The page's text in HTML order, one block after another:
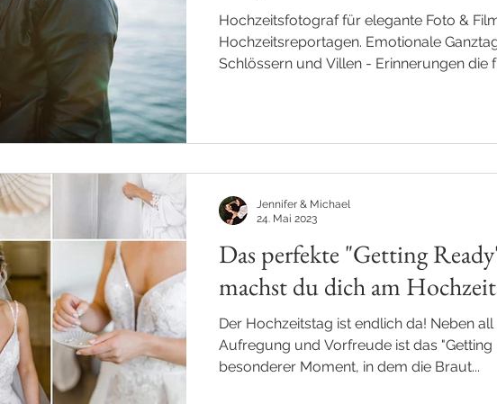
Hochzeitsfotograf für elegante Foto &
Hochzeitsreportagen. Emotionale
Schlössern und Villen - Erinnerungen die
Das perfekte "Getting
machst du dich am
Der Hochzeitstag ist endlich da! Neben
Aufregung und Vorfreude ist das "Getting
besonderer Moment, in dem die Braut...
Jennifer & Michael
24. Mai 2023